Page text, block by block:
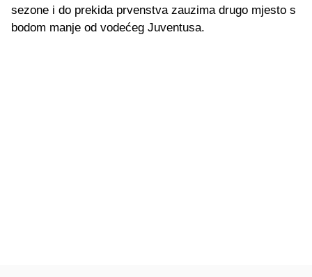
sezone i do prekida prvenstva zauzima drugo mjesto s
bodom manje od vodećeg Juventusa.